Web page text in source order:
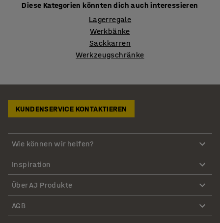
Diese Kategorien könnten dich auch interessieren
Lagerregale
Werkbänke
Sackkarren
Werkzeugschränke
KUNDENSERVICE KONTAKTIEREN
Wie können wir helfen?
Inspiration
Über AJ Produkte
AGB